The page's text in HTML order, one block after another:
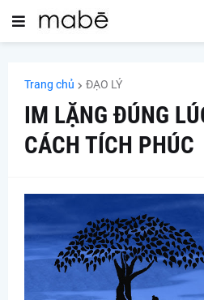
Trang chủ ĐẠO LÝ
IM LẶNG ĐÚNG
CÁCH TÍCH PHÚC